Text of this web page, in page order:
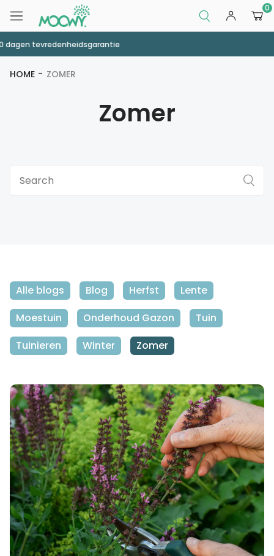
0
Snelle en veilige levering
HOME ZOMER
Zomer
Alle blogs Blog Herfst
Lente
Moestuin
Onderhoud Gazon
Tuin
Tuinieren
Winter Zomer